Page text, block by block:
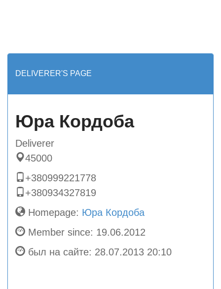
DELIVERER'S PAGE
Юра Кордоба
Deliverer
45000
+380999221778
+380934327819
Homepage: Юра Кордоба
Member since: 19.06.2012
был на сайте: 28.07.2013 20:10